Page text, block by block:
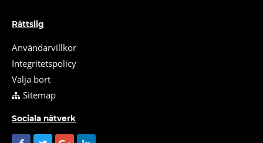
Rättslig
Användarvillkor
Integritetspolicy
Välja bort
Sitemap
Sociala nätverk